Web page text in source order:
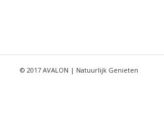
© 2017 AVALON | Natuurlijk Genieten